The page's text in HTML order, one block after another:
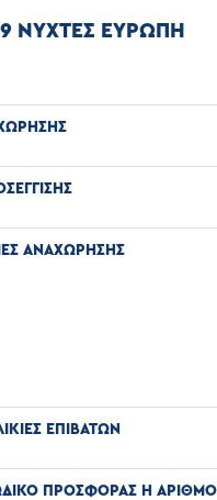
ΝΥΧΤΕΣ ΕΥΡΩΠΗ
ΑΝΑΧΩΡΗΣΗΣ
ΕΠΙΒΑΤΩΝ
ΠΡΟΣΦΟΡΑΣ Η